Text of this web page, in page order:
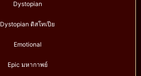
Dystopian
Dystopian ดิสโทเปีย
Emotional
Epic มหากาพย์